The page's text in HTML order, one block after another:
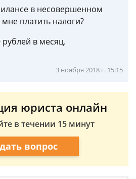
в несовершенном
платить налоги?
в месяц.
3 ноября 2018 г. 15:15
юриста онлайн
в течении 15 минут
вопрос